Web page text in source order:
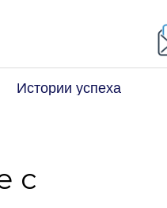
Истории успеха
Поиск по сайту
с